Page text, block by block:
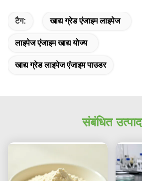
टैग: खाद्य ग्रेड एंजाइम लाइपेज
लाइपेज एंजाइम खाद्य योज्य
खाद्य ग्रेड लाइपेज एंजाइम पाउडर
संबंधित उत्पाद